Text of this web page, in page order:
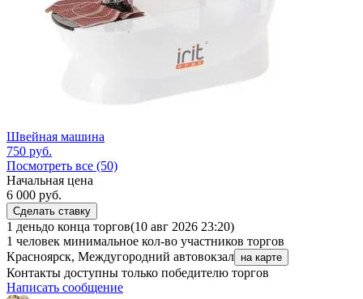
Швейная машина
750 руб.
Посмотреть все (50)
Начальная цена
6 000 руб.
Сделать ставку
1 деньдо конца торгов(10 авг 2026 23:20)
1 человек минимальное кол-во участников торгов
Красноярск, Междугородний автовокзал на карте
Контакты доступны только победителю торгов
Написать сообщение